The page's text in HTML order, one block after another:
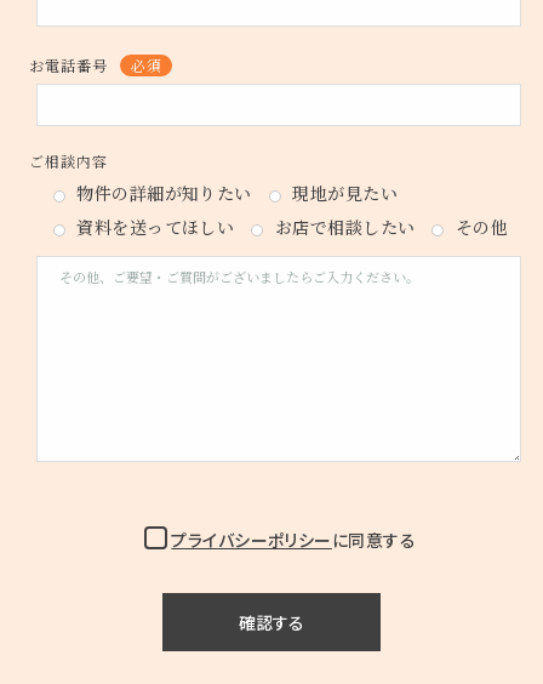
お電話番号 必須
ご相談内容
物件の詳細が知りたい
現地が見たい
資料を送ってほしい
お店で相談したい その他
プライバシーポリシーに同意する